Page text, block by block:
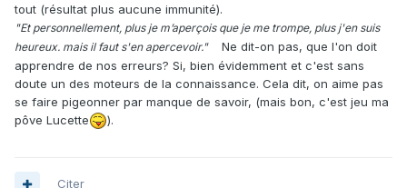
tout (résultat plus aucune immunité).
"Et personnellement, plus je m’aperçois que je me trompe, plus j'en suis
heureux. mais il faut s'en apercevoir."
Ne dit-on pas, que l'on doit
apprendre de nos erreurs? Si, bien évidemment et c'est sans
doute un des moteurs de la connaissance. Cela dit, on aime pas
se faire pigeonner par manque de savoir, (mais bon, c'est jeu ma
pôve Lucette
).
Citer